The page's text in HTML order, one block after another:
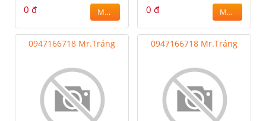
0 đ MUA 0 đ MUA
0947166718 Mr.Tráng 0947166718 Mr.Tráng